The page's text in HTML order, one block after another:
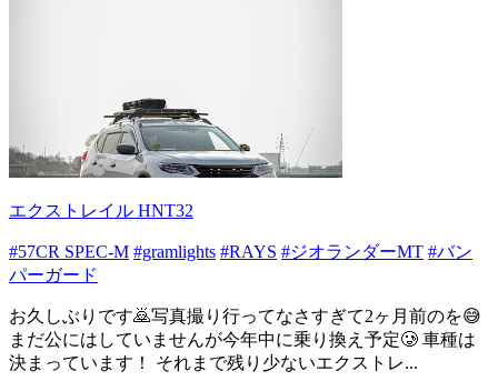
エクストレイル HNT32
#57CR SPEC-M #gramlights #RAYS #ジオランダーMT #バン
パーガード
お久しぶりです🙇写真撮り行ってなさすぎて2ヶ月前のを😅
まだ公にはしていませんが今年中に乗り換え予定🥲 車種は
決まっています！ それまで残り少ないエクストレ...